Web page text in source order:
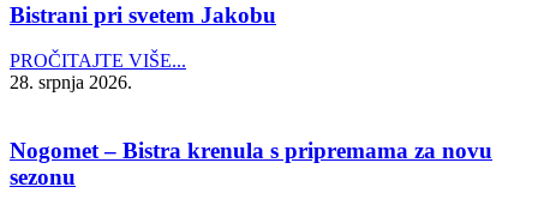
Bistrani pri svetem Jakobu
PROČITAJTE VIŠE...
28. srpnja 2026.
Nogomet – Bistra krenula s pripremama za novu
sezonu